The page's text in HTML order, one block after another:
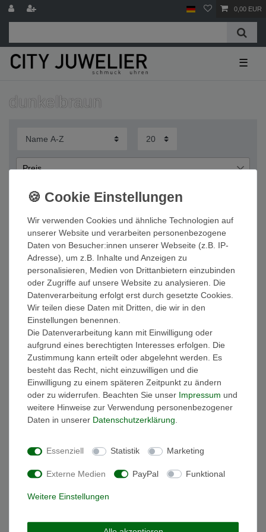
0,00 EUR
☰
dunkelbraun
Preis
― €
Übernehmen
Wichtige Informationen
FAQ Funkuhren
Wasserdichtheit
Geschenkverpackung
Batterieentsorgung
Zahlung
Versand
Sicher und Bequem bezahlen
Schneller und sicherer Versand
Wir verwenden Cookies und ähnliche Technologien auf
unserer Website und verarbeiten personenbezogene
Daten von Besucher:innen unserer Webseite (z.B. IP-
Adresse), um z.B. Inhalte und Anzeigen zu
personalisieren, Medien von Drittanbietern einzubinden
oder Zugriffe auf unsere Website zu analysieren. Die
Datenverarbeitung erfolgt erst durch gesetzte Cookies.
Wir teilen diese Daten mit Dritten, die wir in den
Einstellungen benennen.
Die Datenverarbeitung kann mit Einwilligung oder
aufgrund eines berechtigten Interesses erfolgen. Die
Zustimmung kann erteilt oder abgelehnt werden. Es
besteht das Recht, nicht einzuwilligen und die
Einwilligung zu einem späteren Zeitpunkt zu ändern
oder zu widerrufen. Beachten Sie unser Impressum und
weitere Hinweise zur Verwendung personenbezogener
Daten in unserer Daten­schutz­erklärung
Essenziell Statistik Marketing
Externe Medien PayPal Funktional
Weitere Einstellungen